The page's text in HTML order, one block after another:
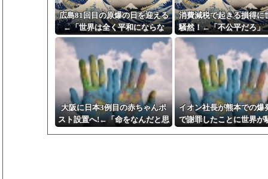
広島81回目の原爆の日を迎える
←「世界は全く平和にならな
い」（海外の反応）
消費減税で起きる損得に
騒然！←「不公平だろ」
の反応）
大阪に日本3例目の赤ちゃんポ
スト設置へ!←「命をなんだと思
イオン社長が熊本での爆
で謝罪したことに世界が